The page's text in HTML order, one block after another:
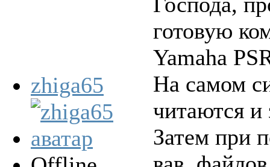
zhiga65
готовую
Yamaha
На самом
читаются и
Затем при